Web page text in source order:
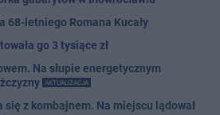
68-letniego Romana Kucały
go 3 tysiące zł
Na słupie energetycznym
AKTUALIZACJA
się z kombajnem. Na miejscu lądował